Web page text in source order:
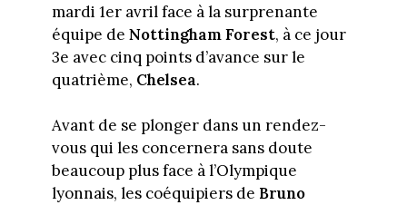
mardi 1er avril face à la surprenante
équipe de Nottingham Forest, à ce jour
3e avec cinq points d’avance sur le
quatrième, Chelsea.
Avant de se plonger dans un rendez-
vous qui les concernera sans doute
beaucoup plus face à l’Olympique
lyonnais, les coéquipiers de Bruno